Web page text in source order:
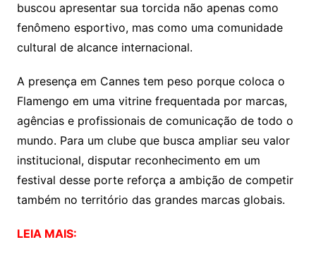
buscou apresentar sua torcida não apenas como
fenômeno esportivo, mas como uma comunidade
cultural de alcance internacional.
A presença em Cannes tem peso porque coloca o
Flamengo em uma vitrine frequentada por marcas,
agências e profissionais de comunicação de todo o
mundo. Para um clube que busca ampliar seu valor
institucional, disputar reconhecimento em um
festival desse porte reforça a ambição de competir
também no território das grandes marcas globais.
LEIA MAIS: